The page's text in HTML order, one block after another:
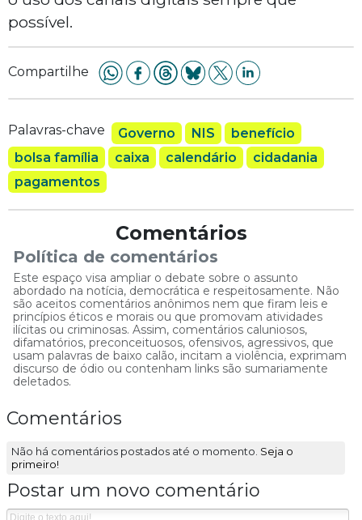
possível.
Compartilhe
Palavras-chave Governo NIS
benefício
bolsa família
caixa calendário
cidadania
pagamentos
Comentários
Política de comentários
Este espaço visa ampliar o debate sobre o assunto
abordado na notícia, democrática e respeitosamente. Não
são aceitos comentários anônimos nem que firam leis e
princípios éticos e morais ou que promovam atividades
ilícitas ou criminosas. Assim, comentários caluniosos,
difamatórios, preconceituosos, ofensivos, agressivos, que
usam palavras de baixo calão, incitam a violência, exprimam
discurso de ódio ou contenham links são sumariamente
deletados.
Comentários
Não há comentários postados até o momento. Seja o
primeiro!
Postar um novo comentário